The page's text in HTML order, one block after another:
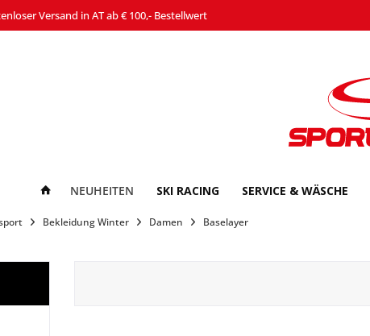
Versand in AT ab € 100,- Bestellwert
NEUHEITEN SKI RACING SERVICE & WÄSCHE
Bekleidung Winter Damen Baselayer